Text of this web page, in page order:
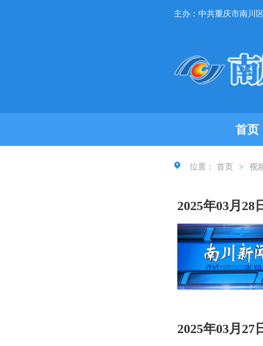
主办：中共重庆市南川
首页
位置： 首页 > 视
2025年03月28
2025年03月27